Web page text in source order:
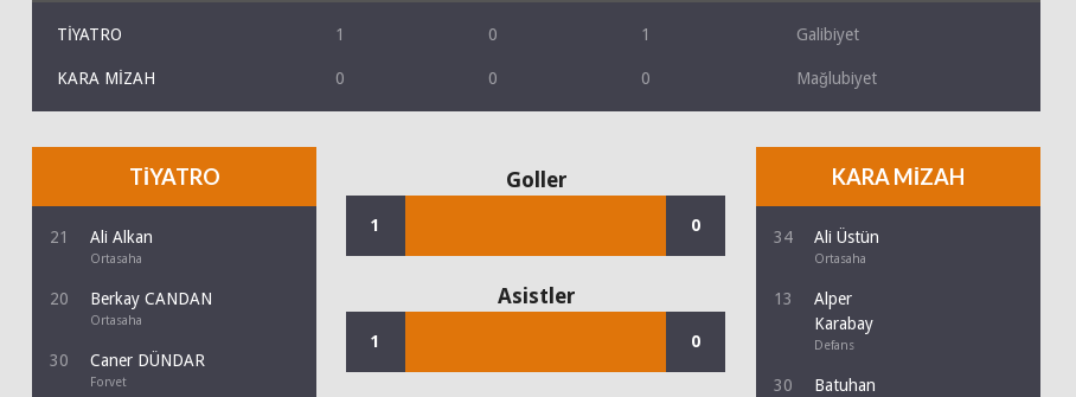
TİYATRO 1 0 1 Galibiyet
KARA MİZAH 0 0 0 Mağlubiyet
TİYATRO
21 Ali Alkan
Ortasaha
20 Berkay CANDAN
Ortasaha
30 Caner DÜNDAR
Forvet
KARA MİZAH
34 Ali Üstün
Ortasaha
13
Alper
Karabay
Defans
30
Batuhan
Goller
1 0
Asistler
1 0